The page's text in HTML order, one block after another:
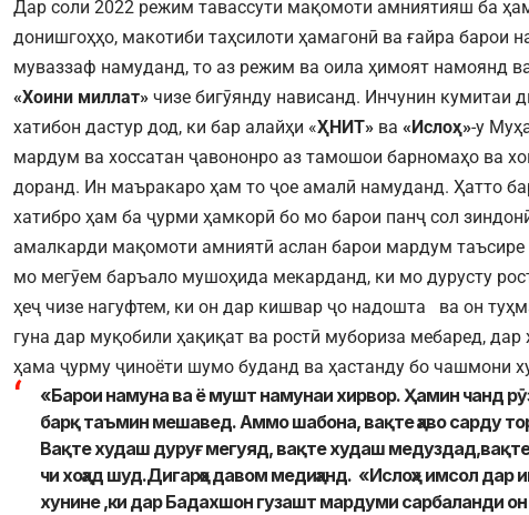
Дар соли 2022 режим тавассути мақомоти амниятияш ба
донишгоҳҳо, макотиби таҳсилоти ҳамагонӣ ва ғайра барои
муваззаф намуданд, то аз режим ва оила ҳимоят намоянд
«Хоини миллат» чизе бигӯянду нависанд. Инчунин
хатибон дастур дод, ки бар алайҳи «ҲНИТ» ва «Ислоҳ»-у
мардум ва хоссатан ҷавононро аз тамошои барномаҳо ва
доранд. Ин маъракаро ҳам то ҷое амалӣ намуданд. Ҳатто
хатибро ҳам ба ҷурми ҳамкорӣ бо мо барои панҷ сол
амалкарди мақомоти амниятӣ аслан барои мардум
мо мегӯем баръало мушоҳида мекарданд, ки мо дурусту
ҳеҷ чизе нагуфтем, ки он дар кишвар ҷо надошта ва он
гуна дар муқобили ҳақиқат ва ростӣ мубориза мебаред,
ҳама ҷурму ҷиноёти шумо буданд ва ҳастанду бо чашмони
«Барои намуна ва ё мушт намунаи хирвор. Ҳамин чанд
барқ таъмин мешавед. Аммо шабона, вақте ҳаво сарду
Вақте худаш дуруғ мегуяд, вақте худаш
чи хоҳад шуд.Дигарҳо давом медиҳанд. «Ислоҳ» имсол дар
хунине ,ки дар Бадахшон гузашт мардуми сарбаланди